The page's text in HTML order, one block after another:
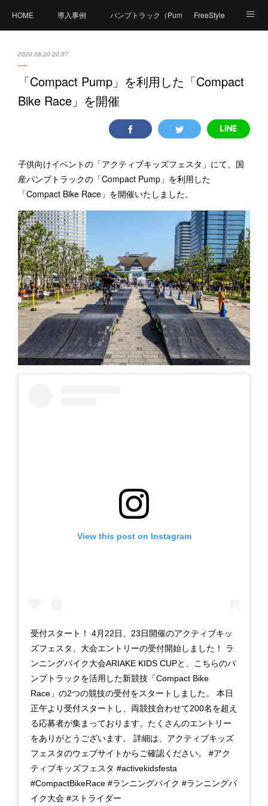
HOME 導入事例 パンプトラック（PumpTrack）とは？
FreeStyle
FAQ（よくあるご質問） 体験イベント
2020.08.20 20:57
「Compact Pump」を利用した「Compact
Bike Race」を開催
子供向けイベントの「アクティブキッズフェスタ」にて、国
産パンプトラックの「Compact Pump」を利用した
「Compact Bike Race」を開催いたしました。
View this post on Instagram
受付スタート！ 4月22日、23日開催のアクティブキッ
ズフェスタ、大会エントリーの受付開始しました！ ラ
ンニングバイク大会ARIAKE KIDS CUPと、こちらのパ
ンプトラックを活用した新競技「Compact Bike
Race」の2つの競技の受付をスタートしました。 本日
正午より受付スタートし、両競技合わせて200名を超え
る応募者が集まっております。たくさんのエントリー
をありがとうございます。 詳細は、アクティブキッズ
フェスタのウェブサイトからご確認ください。 #アク
ティブキッズフェスタ #activekidsfesta
#CompactBikeRace #ランニングバイク #ランニングバ
イク大会 #ストライダー